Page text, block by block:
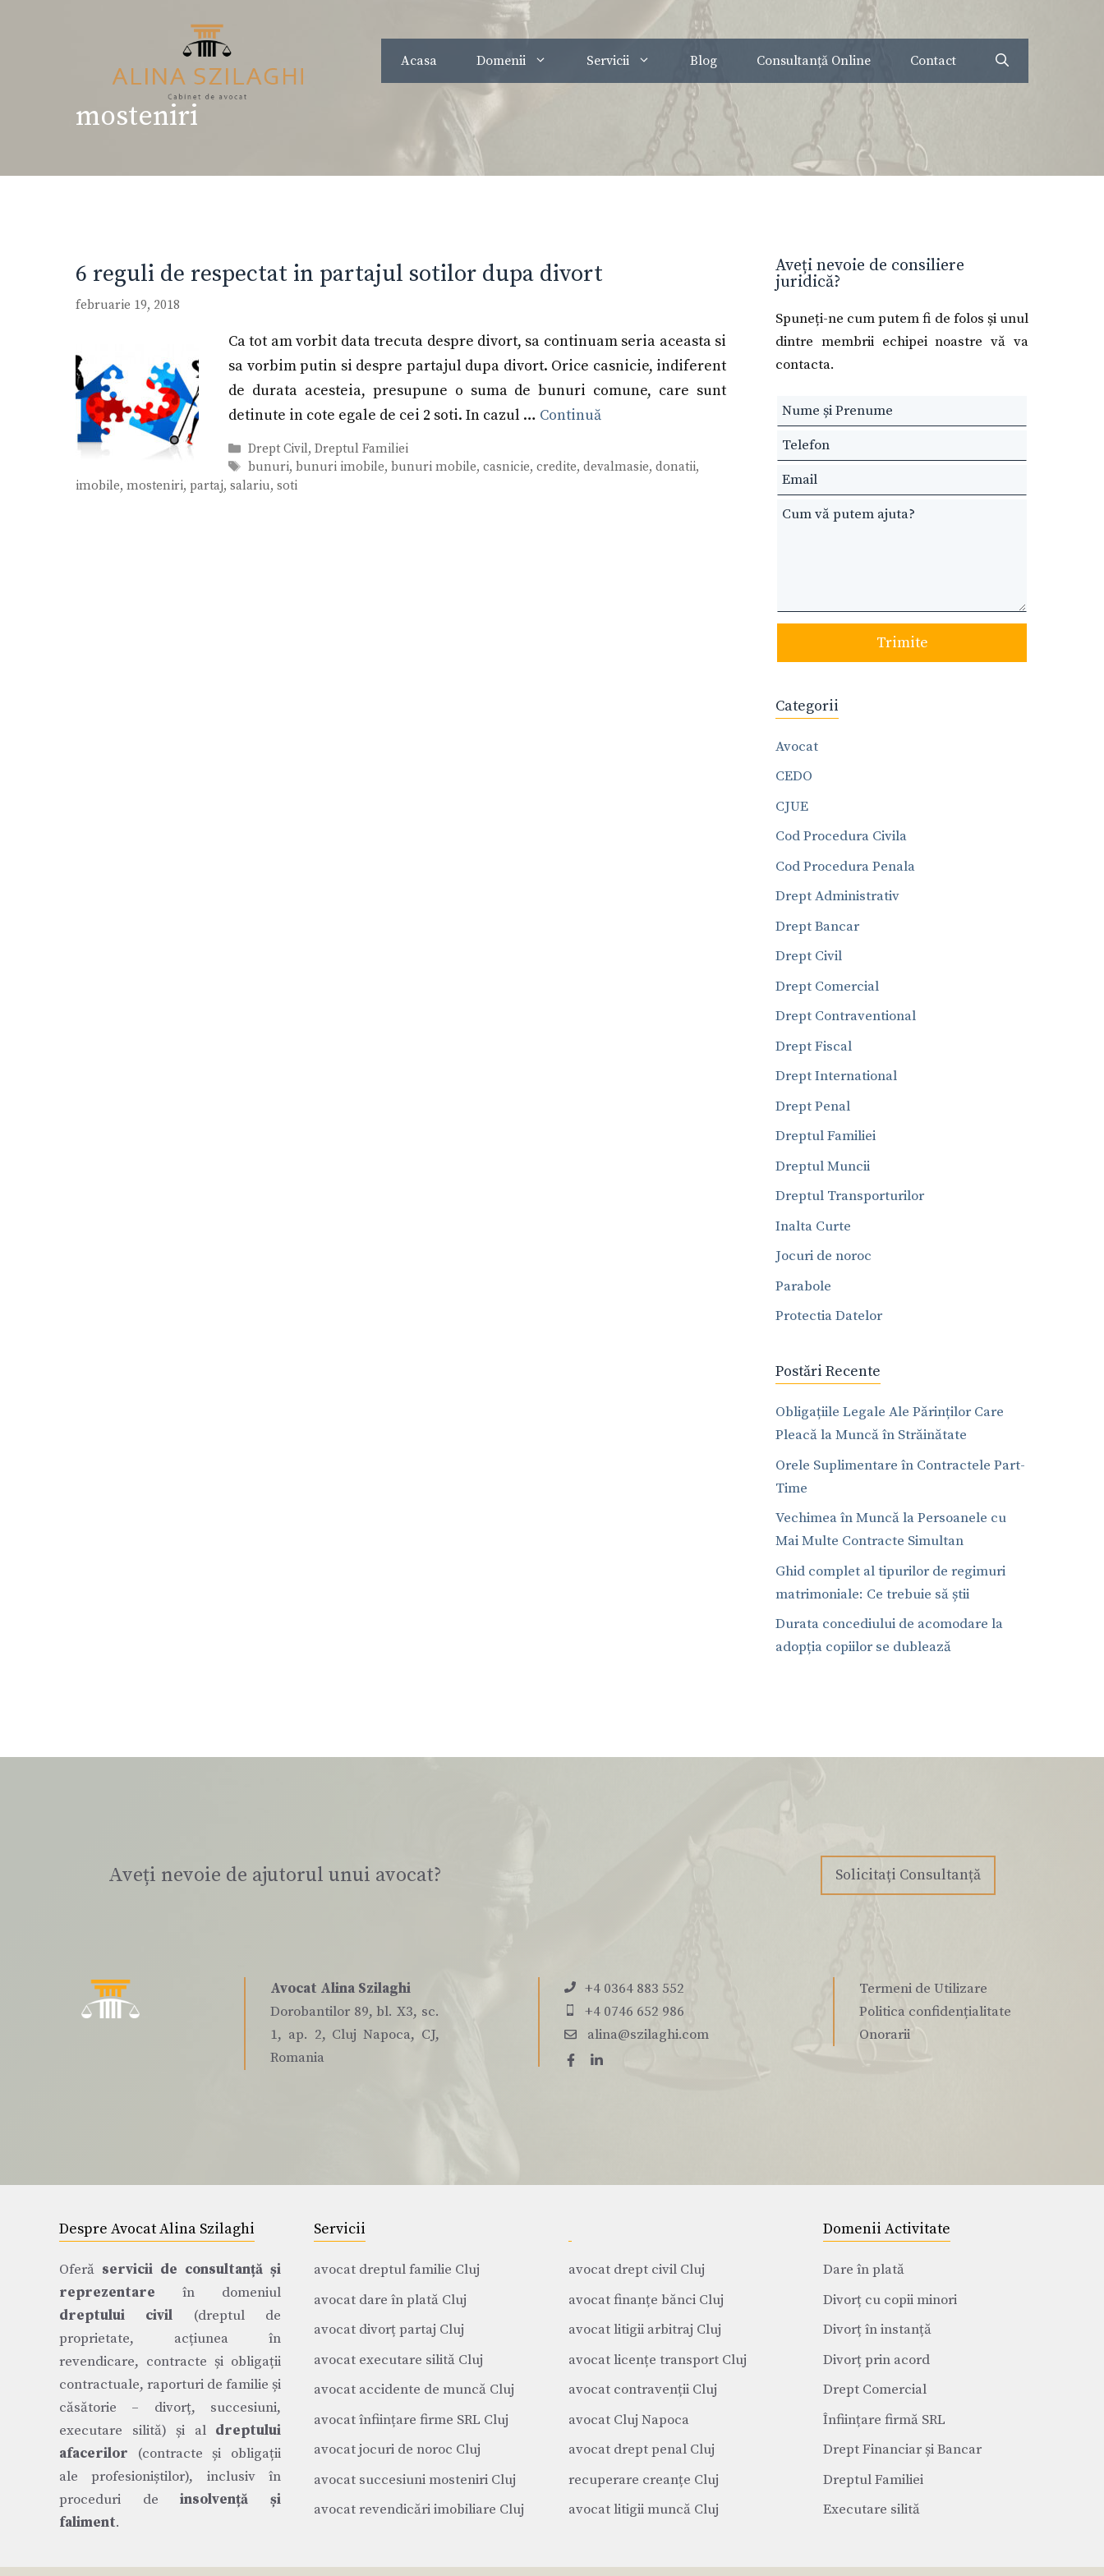
Acasa Domenii Servicii Blog Consultanță Online Contact
mosteniri
6 reguli de respectat in partajul sotilor dupa divort
februarie 19, 2018
Ca tot am vorbit data trecuta despre divort, sa continuam seria aceasta si
sa vorbim putin si despre partajul dupa divort. Orice casnicie, indiferent
de durata acesteia, presupune o suma de bunuri comune, care sunt
detinute in cote egale de cei 2 soti. In cazul … Continuă
Categorii
Drept Civil,Dreptul Familiei
Etichete
bunuri,bunuri imobile,bunuri mobile,casnicie,credite,devalmasie,donatii,
imobile, mosteniri, partaj, salariu, soti
Aveți nevoie de consiliere
juridică?
Spuneți-ne cum putem fi de folos și unul
dintre membrii echipei noastre vă va
contacta.
Leave
this
field
blank
Trimite
Categorii
Avocat
CEDO
CJUE
Cod Procedura Civila
Cod Procedura Penala
Drept Administrativ
Drept Bancar
Drept Civil
Drept Comercial
Drept Contraventional
Drept Fiscal
Drept International
Drept Penal
Dreptul Familiei
Dreptul Muncii
Dreptul Transporturilor
Inalta Curte
Jocuri de noroc
Parabole
Protectia Datelor
Postări Recente
Obligațiile Legale Ale Părinților Care
Pleacă la Muncă în Străinătate
Orele Suplimentare în Contractele Part-
Time
Vechimea în Muncă la Persoanele cu
Mai Multe Contracte Simultan
Ghid complet al tipurilor de regimuri
matrimoniale: Ce trebuie să știi
Durata concediului de acomodare la
adopția copiilor se dublează
Aveți nevoie de ajutorul unui avocat? Solicitați Consultanță
Avocat Alina Szilaghi
Dorobantilor 89, bl. X3, sc.
1, ap. 2, Cluj Napoca, CJ,
Romania
+4 0364 883 552
+4 0746 652 986
alina@szilaghi.com
Termeni de Utilizare
Politica confidențialitate
Onorarii
Despre Avocat Alina Szilaghi
Oferă servicii de consultanță și
reprezentare în domeniul
dreptului civil (dreptul de
proprietate, acțiunea în
revendicare, contracte și obligații
contractuale, raporturi de familie și
căsătorie – divorț, succesiuni,
executare silită) și al dreptului
afacerilor (contracte și obligații
ale profesioniștilor), inclusiv în
proceduri deinsolvență și
faliment.
Servicii
avocat dreptul familie Cluj
avocat dare în plată Cluj
avocat divorț partaj Cluj
avocat executare silită Cluj
avocat accidente de muncă Cluj
avocat înființare firme SRL Cluj
avocat jocuri de noroc Cluj
avocat succesiuni mosteniri Cluj
avocat revendicări imobiliare Cluj
avocat drept civil Cluj
avocat finanțe bănci Cluj
avocat litigii arbitraj Cluj
avocat licențe transport Cluj
avocat contravenții Cluj
avocat Cluj Napoca
avocat drept penal Cluj
recuperare creanțe Cluj
avocat litigii muncă Cluj
Domenii Activitate
Dare în plată
Divorț cu copii minori
Divorț în instanță
Divorț prin acord
Drept Comercial
Înființare firmă SRL
Drept Financiar și Bancar
Dreptul Familiei
Executare silită